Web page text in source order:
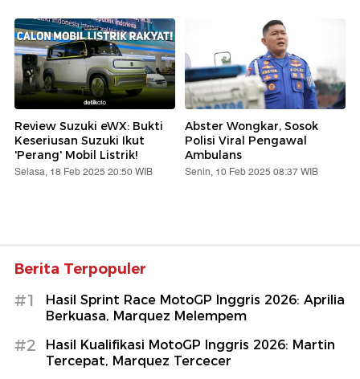
Review Suzuki eWX: Bukti
Keseriusan Suzuki Ikut
'Perang' Mobil Listrik!
Selasa, 18 Feb 2025 20:50 WIB
Abster Wongkar, Sosok
Polisi Viral Pengawal
Ambulans
Senin, 10 Feb 2025 08:37 WIB
Berita Terpopuler
#1
Hasil Sprint Race MotoGP Inggris 2026: Aprilia
Berkuasa, Marquez Melempem
#2
Hasil Kualifikasi MotoGP Inggris 2026: Martin
Tercepat, Marquez Tercecer